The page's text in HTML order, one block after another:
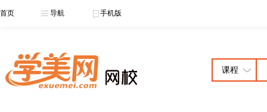
首页 导航 手机版